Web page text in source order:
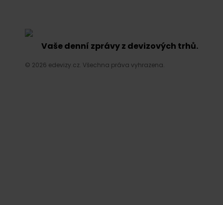
Vaše denní zprávy z devizových trhů.
© 2026 edevizy.cz. Všechna práva vyhrazena.